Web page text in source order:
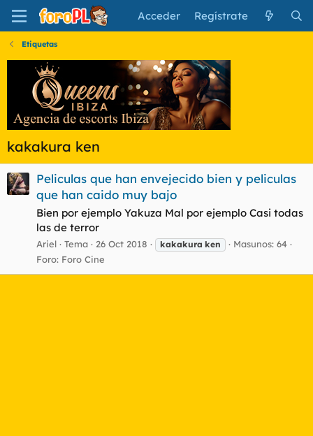
Acceder Regístrate
Etiquetas
kakakura ken
Peliculas que han envejecido bien y peliculas
que han caido muy bajo
Bien por ejemplo Yakuza Mal por ejemplo Casi todas
las de terror
Ariel Tema 26 Oct 2018 kakakura ken
Masunos: 64
Foro: Foro Cine